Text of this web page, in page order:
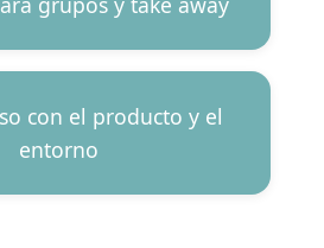
con el producto y el
entorno